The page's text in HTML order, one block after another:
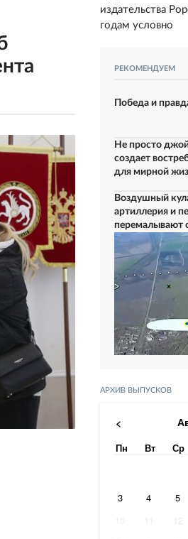
издательства
годам условно
РЕКОМЕНДУЕМ
Победа и
Не просто
создает
для мирной
Воздушный
артиллерия и
перемалывают
АРХИВ ВЫПУСКОВ
<
Пн Вт Ср
3
4 5